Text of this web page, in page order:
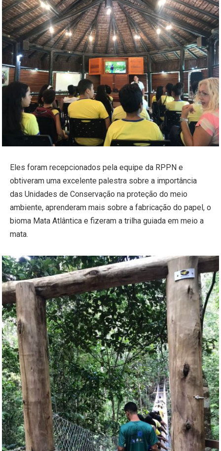
Eles foram recepcionados pela equipe da RPPN e
obtiveram uma excelente palestra sobre a importância
das Unidades de Conservação na proteção do meio
ambiente, aprenderam mais sobre a fabricação do papel, o
bioma Mata Atlântica e fizeram a trilha guiada em meio a
mata.